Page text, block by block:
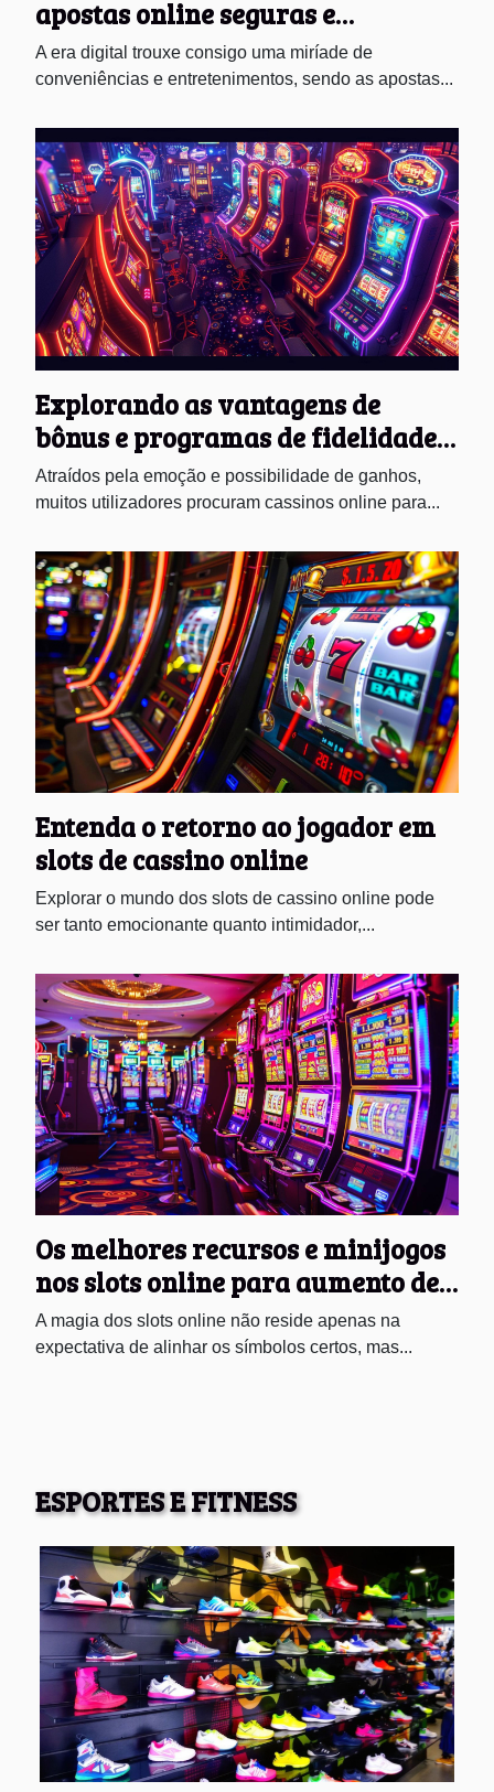
apostas online seguras e
confiáveis
A era digital trouxe consigo uma miríade de
conveniências e entretenimentos, sendo as apostas...
Explorando as vantagens de
bônus e programas de fidelidade
em cassinos online
Atraídos pela emoção e possibilidade de ganhos,
muitos utilizadores procuram cassinos online para...
Entenda o retorno ao jogador em
slots de cassino online
Explorar o mundo dos slots de cassino online pode
ser tanto emocionante quanto intimidador,...
Os melhores recursos e minijogos
nos slots online para aumento de
ganhos
A magia dos slots online não reside apenas na
expectativa de alinhar os símbolos certos, mas...
ESPORTES E FITNESS